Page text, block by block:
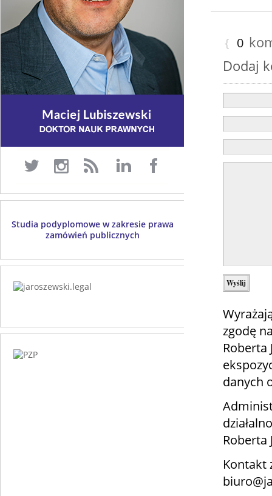
{ 0
Dodaj
zgodę
Roberta
danych
Roberta
Kontakt
Studia podyplomowe w zakresie prawa
zamówień publicznych